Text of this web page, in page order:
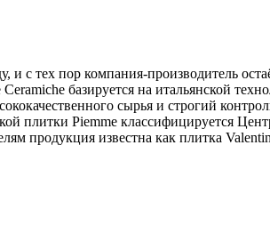
и с тех пор компания-производитель
базируется на итальянской
сырья и строгий
плитки Piemme классифицируется
продукция известна как плитка